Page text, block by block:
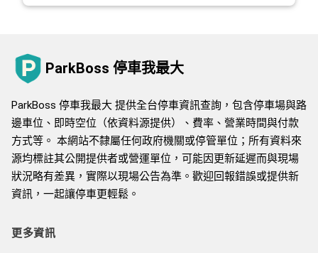
ParkBoss 停車我最大
ParkBoss 停車我最大 提供全台停車資訊查詢，包含停車場與路
邊車位、即時空位（依資料源提供）、費率、營業時間與付款
方式等。 本網站不隸屬任何政府機關或停管單位；所有資料來
源均標註其公開提供者或營運單位，可能因更新延遲而與現場
狀況略有差異，實際以現場公告為準。歡迎回報錯誤或提供新
資訊，一起讓停車更輕鬆。
更多資訊